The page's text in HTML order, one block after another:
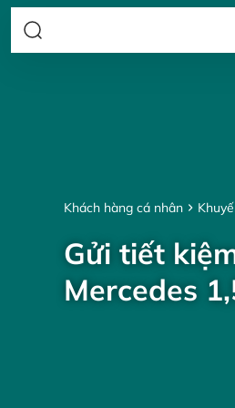
Khách hàng cá nhân
Gửi tiết
Mercedes